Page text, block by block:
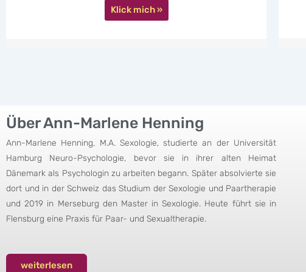
Über Ann-Marlene Henning
Ann-Marlene Henning, M.A. Sexologie, studierte an der Universität
Hamburg Neuro-Psychologie, bevor sie in ihrer alten Heimat
Dänemark als Psychologin zu arbeiten begann. Später absolvierte sie
dort und in der Schweiz das Studium der Sexologie und Paartherapie
und 2019 in Merseburg den Master in Sexologie. Heute führt sie in
Flensburg eine Praxis für Paar- und Sexualtherapie.
weiterlesen